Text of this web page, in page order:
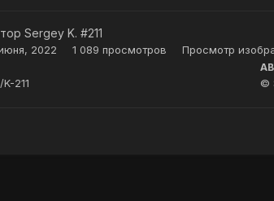
Sergey K. #211
2022 1 089 просмотров Просмотр
211 ©